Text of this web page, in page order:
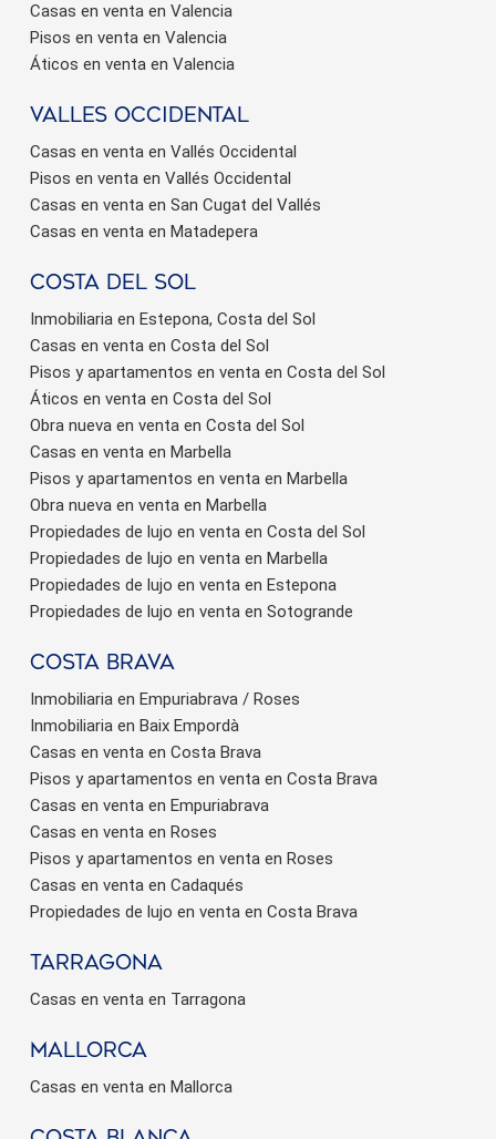
Casas en venta en Valencia
Pisos en venta en Valencia
Áticos en venta en Valencia
valles occidental
Casas en venta en Vallés Occidental
Pisos en venta en Vallés Occidental
Casas en venta en San Cugat del Vallés
Casas en venta en Matadepera
Costa del sol
Inmobiliaria en Estepona, Costa del Sol
Casas en venta en Costa del Sol
Pisos y apartamentos en venta en Costa del Sol
Áticos en venta en Costa del Sol
Obra nueva en venta en Costa del Sol
Casas en venta en Marbella
Pisos y apartamentos en venta en Marbella
Obra nueva en venta en Marbella
Propiedades de lujo en venta en Costa del Sol
Propiedades de lujo en venta en Marbella
Propiedades de lujo en venta en Estepona
Propiedades de lujo en venta en Sotogrande
Costa brava
Inmobiliaria en Empuriabrava / Roses
Inmobiliaria en Baix Empordà
Casas en venta en Costa Brava
Pisos y apartamentos en venta en Costa Brava
Casas en venta en Empuriabrava
Casas en venta en Roses
Pisos y apartamentos en venta en Roses
Casas en venta en Cadaqués
Propiedades de lujo en venta en Costa Brava
Tarragona
Casas en venta en Tarragona
Mallorca
Casas en venta en Mallorca